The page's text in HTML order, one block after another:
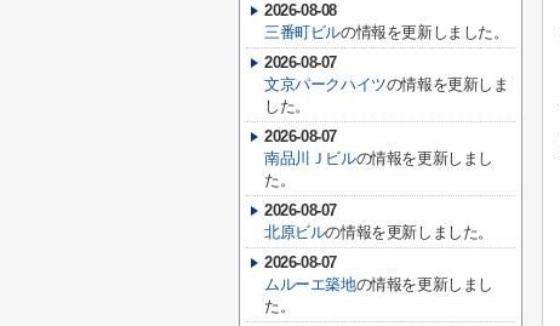
2026-08-08
三番町ビルの情報を更新しました。
2026-08-07
文京パークハイツの情報を更新しま
した。
2026-08-07
南品川Ｊビルの情報を更新しまし
た。
2026-08-07
北原ビルの情報を更新しました。
2026-08-07
ムルーエ築地の情報を更新しまし
た。